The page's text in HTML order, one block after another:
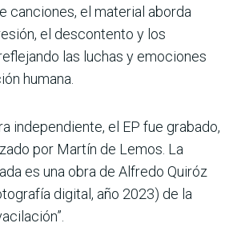
canciones, el material aborda
el descontento y los
las luchas y emociones
humana.
independiente, el EP fue grabado,
por Martín de Lemos. La
es una obra de Alfredo Quiróz
digital, año 2023) de la